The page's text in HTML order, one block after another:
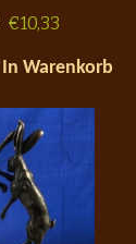
€10,33
In Warenkorb